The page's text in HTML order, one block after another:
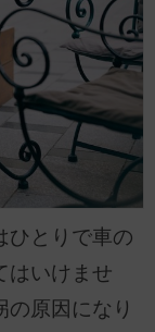
ひとりで車の
はいけませ
の原因になり